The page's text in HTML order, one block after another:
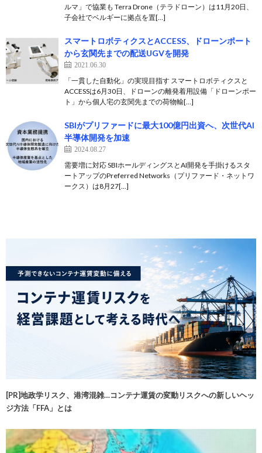
ルマ」で協業も Terra Drone（テラドローン）は11月20日、
子会社でベルギーに拠点を置[…]
スマートロボティクスとACCESS、ドローンポート
から玄関先までの配送UGVを開発
2021.06.30
「一貫した自動化」の実現目指す スマートロボティクスと
ACCESSは6月30日、ドローンの離発着用設備「ドローンポー
ト」から個人宅の玄関先までの荷物輸[…]
SBIがプリファードに最大100億円出資へ、次世代AI
半導体開発を加速
2024.08.27
需要増に対応 SBIホールディングスとAI開発を手掛けるスタ
ートアップのPreferred Networks（プリファード・ネットワ
ークス）は8月27[…]
[PR]地政学リスク、港湾混雑…コンテナ運賃の変動リスクへの新しいヘッ
ジ方法「FFA」とは